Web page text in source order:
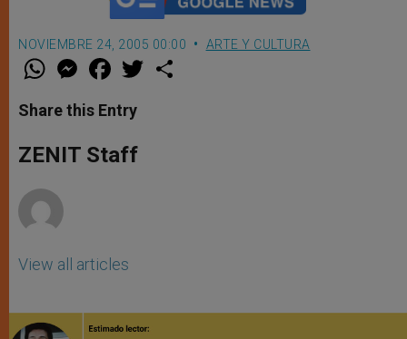
NOVIEMBRE 24, 2005 00:00 ARTE Y CULTURA
W
t
s
p
p
M
e
s
e
g
e
F
a
e
b
o
k
w
Share this Entry
ZENIT Staff
View all articles